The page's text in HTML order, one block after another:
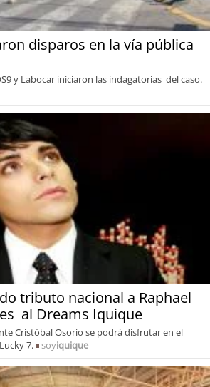
disparos en la vía pública
y Labocar iniciaron las indagatorias del caso.
tributo nacional a Raphael
al Dreams Iquique
Cristóbal Osorio se podrá disfrutar en el
7.
soyiquique